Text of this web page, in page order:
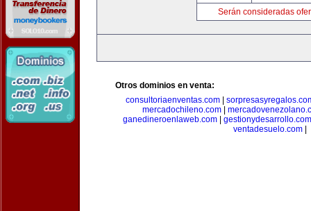
Serán consideradas
Otros dominios en venta:
consultoriaenventas.com|
mercadochileno.com
ganedineroenlaweb.com
gestionydesarrollo.com
ventadesuelo.com